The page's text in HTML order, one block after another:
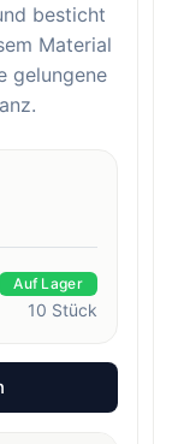
besticht
Material
gelungene
Auf Lager
10 Stück